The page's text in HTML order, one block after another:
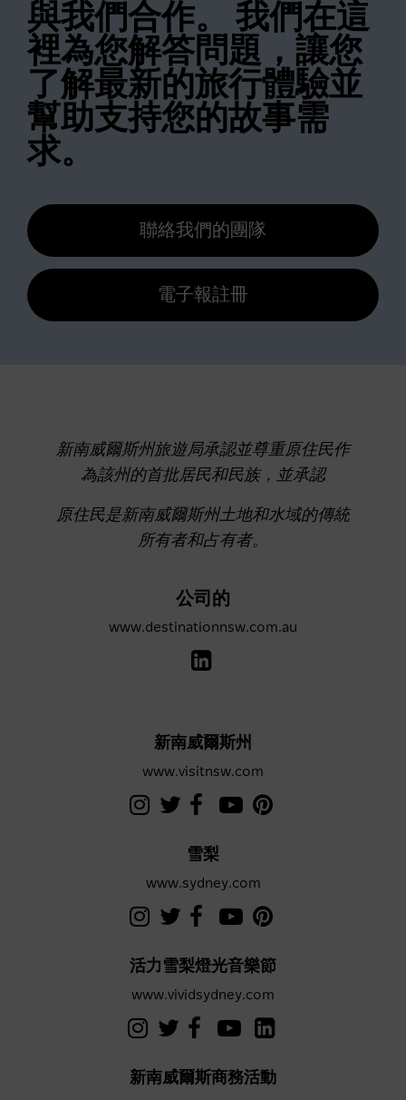
與我們合作。 我們在這
裡為您解答問題，讓您
了解最新的旅行體驗並
幫助支持您的故事需
求。
聯絡我們的團隊
電子報註冊
新南威爾斯州旅遊局承認並尊重原住民作
為該州的首批居民和民族，並承認
原住民是新南威爾斯州土地和水域的傳統
所有者和占有者。
公司的
www.destinationnsw.com.au
新南威爾斯州
www.visitnsw.com
雪梨
www.sydney.com
活力雪梨燈光音樂節
www.vividsydney.com
新南威爾斯商務活動